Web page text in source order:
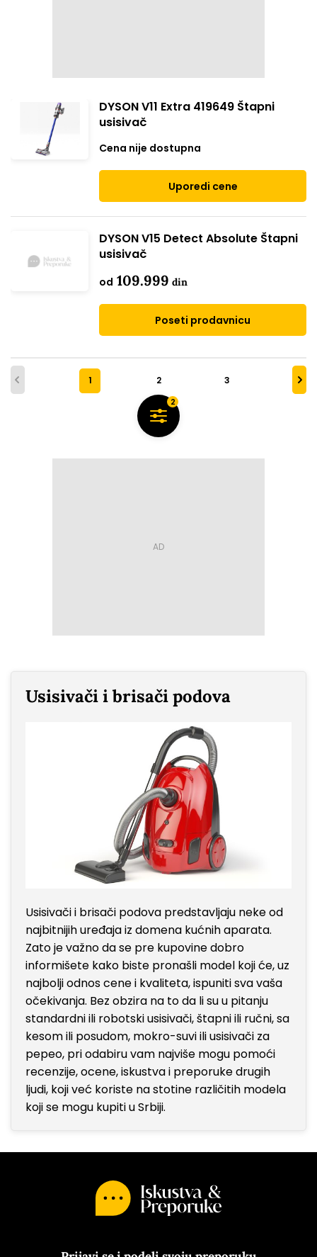
DYSON V11 Extra 419649 Štapni
usisivač
Cena nije dostupna
Uporedi cene
DYSON V15 Detect Absolute Štapni
usisivač
od 109.999 din
Poseti prodavnicu
1 2 3
2
Usisivači i brisači podova
Usisivači i brisači podova predstavljaju neke od
najbitnijih uređaja iz domena kućnih aparata.
Zato je važno da se pre kupovine dobro
informišete kako biste pronašli model koji će, uz
najbolji odnos cene i kvaliteta, ispuniti sva vaša
očekivanja. Bez obzira na to da li su u pitanju
standardni ili robotski usisivači, štapni ili ručni, sa
kesom ili posudom, mokro-suvi ili usisivači za
pepeo, pri odabiru vam najviše mogu pomoći
recenzije, ocene, iskustva i preporuke drugih
ljudi, koji već koriste na stotine različitih modela
koji se mogu kupiti u Srbiji.